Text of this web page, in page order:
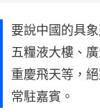
要說中國的具
五糧液大樓、
重慶飛天等，
常駐嘉賓。